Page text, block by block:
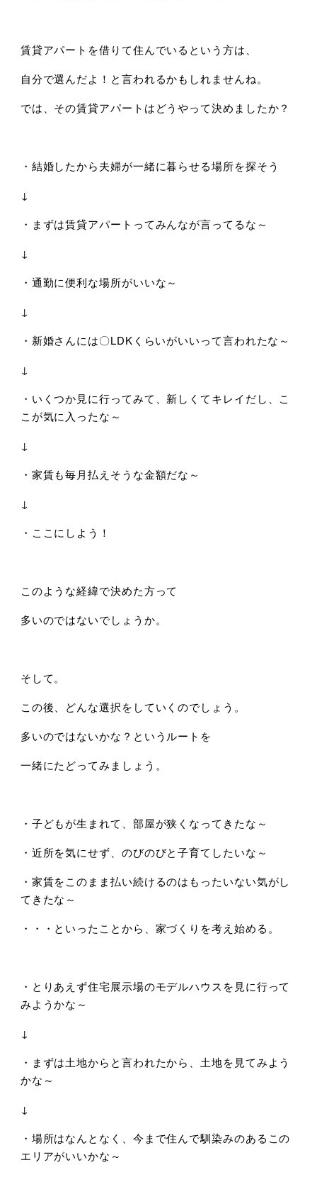
賃貸アパートを借りて住んでいるという方は、
自分で選んだよ！と言われるかもしれませんね。
では、その賃貸アパートはどうやって決めましたか？
・結婚したから夫婦が一緒に暮らせる場所を探そう
↓
・まずは賃貸アパートってみんなが言ってるな～
↓
・通勤に便利な場所がいいな～
↓
・新婚さんには〇LDKくらいがいいって言われたな～
↓
・いくつか見に行ってみて、新しくてキレイだし、こ
こが気に入ったな～
↓
・家賃も毎月払えそうな金額だな～
↓
・ここにしよう！
このような経緯で決めた方って
多いのではないでしょうか。
そして。
この後、どんな選択をしていくのでしょう。
多いのではないかな？というルートを
一緒にたどってみましょう。
・子どもが生まれて、部屋が狭くなってきたな～
・近所を気にせず、のびのびと子育てしたいな～
・家賃をこのまま払い続けるのはもったいない気がし
てきたな～
・・・といったことから、家づくりを考え始める。
・とりあえず住宅展示場のモデルハウスを見に行って
みようかな～
↓
・まずは土地からと言われたから、土地を見てみよう
かな～
↓
・場所はなんとなく、今まで住んで馴染みのあるこの
エリアがいいかな～